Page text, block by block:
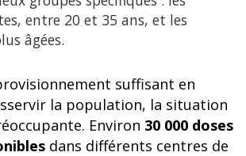
entre 20 et 35 ans, et les
âgées.
suffisant en
la population, la situation
Environ 30 000 doses
dans différents centres de